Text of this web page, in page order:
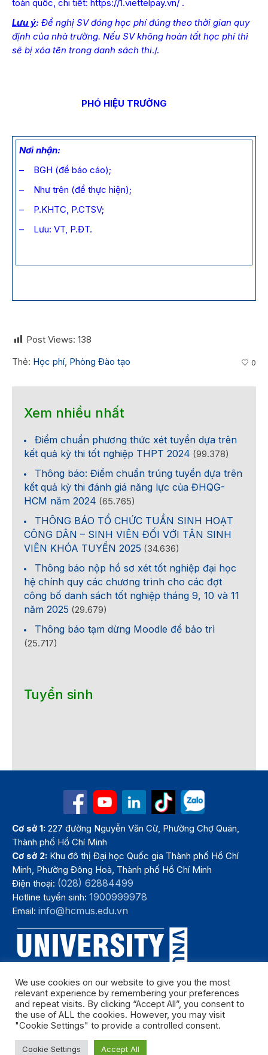
toàn quốc, chi tiết: https://1.viettelpay.vn/ .
Lưu ý: Đề nghị SV đóng học phí đúng theo thời gian quy
định của nhà trường. Nếu SV không hoàn tất học phí thì
sẽ bị xóa tên trong danh sách thi./.
PHÓ HIỆU TRƯỞNG
Nơi nhận:
– BGH (để báo cáo);
– Như trên (để thực hiện);
– P.KHTC, P.CTSV;
– Lưu: VT, P.ĐT.
Post Views: 138
Thẻ: Học phí, Phòng Đào tạo 0
Xem nhiều nhất
Điểm chuẩn phương thức xét tuyển dựa trên
kết quả kỳ thi tốt nghiệp THPT 2024 (99.378)
Thông báo: Điểm chuẩn trúng tuyển dựa trên
kết quả kỳ thi đánh giá năng lực của ĐHQG-
HCM năm 2024 (65.765)
THÔNG BÁO TỔ CHỨC TUẦN SINH HOẠT
CÔNG DÂN – SINH VIÊN ĐỐI VỚI TÂN SINH
VIÊN KHÓA TUYỂN 2025 (34.636)
Thông báo nộp hồ sơ xét tốt nghiệp đại học
hệ chính quy các chương trình cho các đợt
công bố danh sách tốt nghiệp tháng 9, 10 và 11
năm 2025 (29.679)
Thông báo tạm dừng Moodle để bảo trì
(25.717)
Tuyển sinh
Cơ sở 1: 227 đường Nguyễn Văn Cừ, Phường Chợ Quán,
Thành phố Hồ Chí Minh
Cơ sở 2: Khu đô thị Đại học Quốc gia Thành phố Hồ Chí
Minh, Phường Đông Hoà, Thành phố Hồ Chí Minh
Điện thoại: (028) 62884499
Hotline tuyển sinh:1900999978
Email:info@hcmus.edu.vn
Bản quyền thuộc Trường Đại học Khoa học tự nhiên, Đại học Quốc
We use cookies on our website to give you the most
relevant experience by remembering your preferences
and repeat visits. By clicking “Accept All”, you consent to
the use of ALL the cookies. However, you may visit
"Cookie Settings" to provide a controlled consent.
Cookie Settings Accept All